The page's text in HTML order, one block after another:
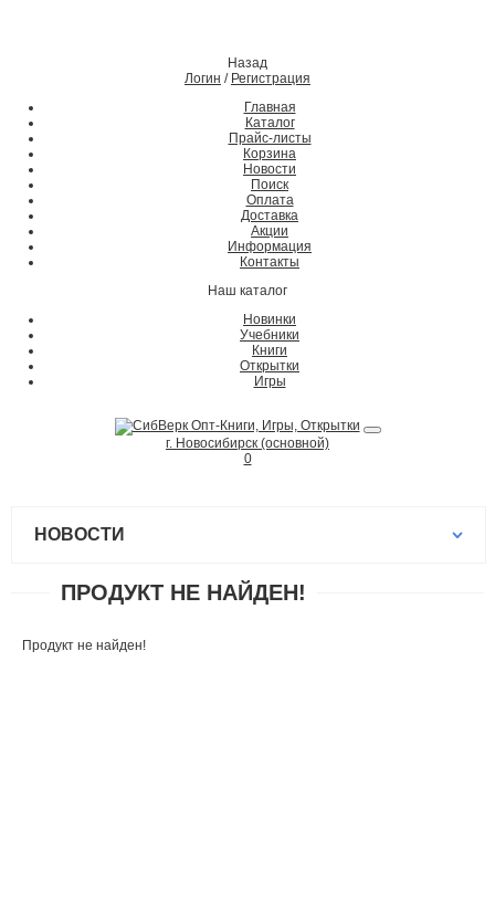
Назад
Логин / Регистрация
Главная
Каталог
Прайс-листы
Корзина
Новости
Поиск
Оплата
Доставка
Акции
Информация
Контакты
Наш каталог
Новинки
Учебники
Книги
Открытки
Игры
г. Новосибирск (основной)
0
НОВОСТИ
ПРОДУКТ НЕ НАЙДЕН!
Продукт не найден!